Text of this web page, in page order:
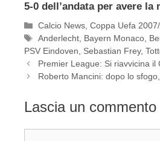
5-0 dell’andata per avere
Categorie
Calcio News,Coppa Uefa
Tag
Anderlecht, Bayern Monaco,
PSV Eindoven, Sebastian Frey,
Premier League: Si riavvicina il
Roberto Mancini: dopo lo
Lascia un commento